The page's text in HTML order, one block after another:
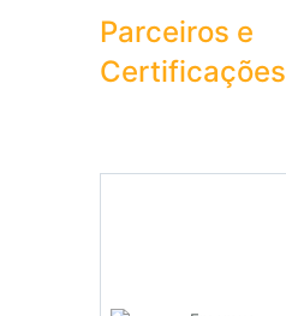
Parceiros e
Certificações